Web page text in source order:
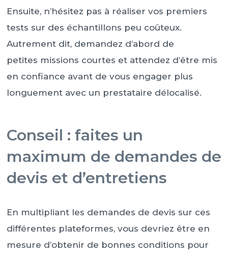
Ensuite, n’hésitez pas à réaliser vos premiers
tests sur des échantillons peu coûteux.
Autrement dit, demandez d’abord de
petites missions courtes et attendez d’être mis
en confiance avant de vous engager plus
longuement avec un prestataire délocalisé.
Conseil : faites un
maximum de demandes de
devis et d’entretiens
En multipliant les demandes de devis sur ces
différentes plateformes, vous devriez être en
mesure d’obtenir de bonnes conditions pour